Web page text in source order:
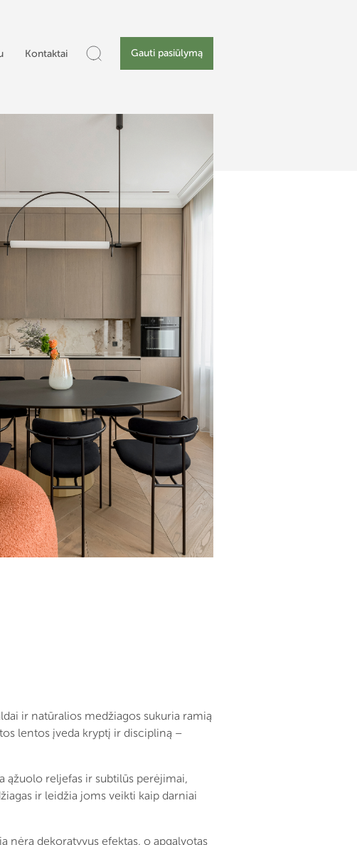
Kontaktai Gauti pasiūlymą
ir natūralios medžiagos sukuria ramią
lentos įveda kryptį ir discipliną –
ąžuolo reljefas ir subtilūs perėjimai,
ir leidžia joms veikti kaip darniai
nėra dekoratyvus efektas, o apgalvotas